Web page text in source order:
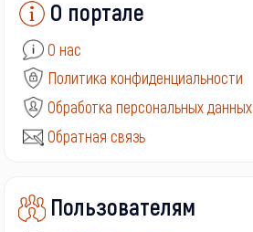
О портале
О нас
Политика конфиденциальности
Обработка персональных данных
Обратная связь
Пользователям